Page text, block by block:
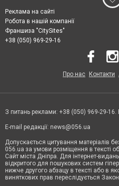
Реклама на сайті
Робота в нашій компанії
Франшиза "CitySites"
+38 (050) 969-29-16
Про нас Контакти
З питань реклами: +38 (050) 969-29-16.
E-mail редакції: news@056.ua
Допускається цитування матеріалів
056.ua за умови розміщення в тексті
Сайт міста Дніпра. Для інтернет-
відкритого для пошукових систем
нижче другого абзацу в тексті або в
виняткових прав переслідується